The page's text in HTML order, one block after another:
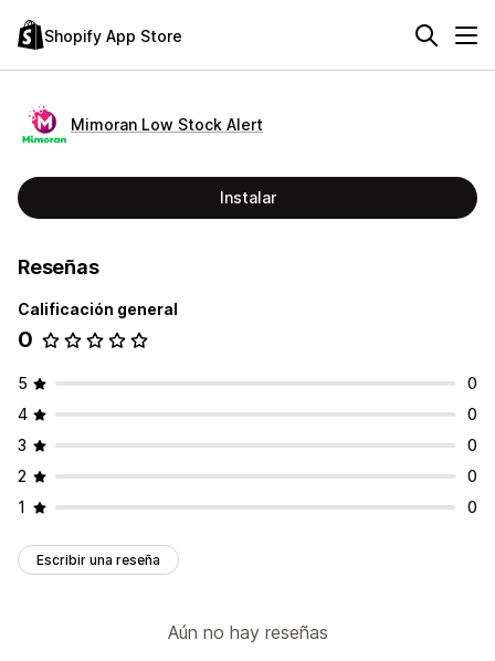
Shopify App Store
Mimoran Low Stock Alert
Instalar
Reseñas
Calificación general
0
5
0
4
0
3
0
2
0
1
0
Escribir una reseña
Aún no hay reseñas